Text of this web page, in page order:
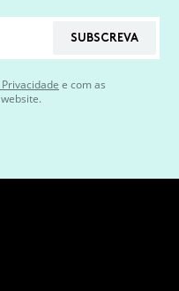
SUBSCREVA
e com as